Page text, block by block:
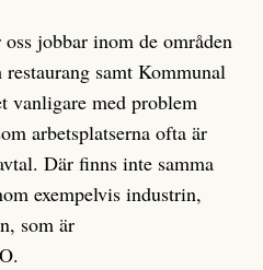
jobbar inom de områden
samt Kommunal
vanligare med problem
arbetsplatserna ofta är
Där finns inte samma
exempelvis industrin,
som är